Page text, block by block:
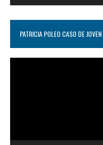
PATRICIA POLEO CASO DE